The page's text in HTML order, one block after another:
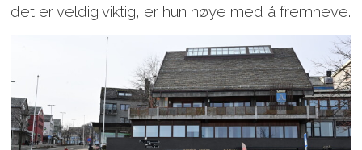
det er veldig viktig, er hun nøye med å fremheve.